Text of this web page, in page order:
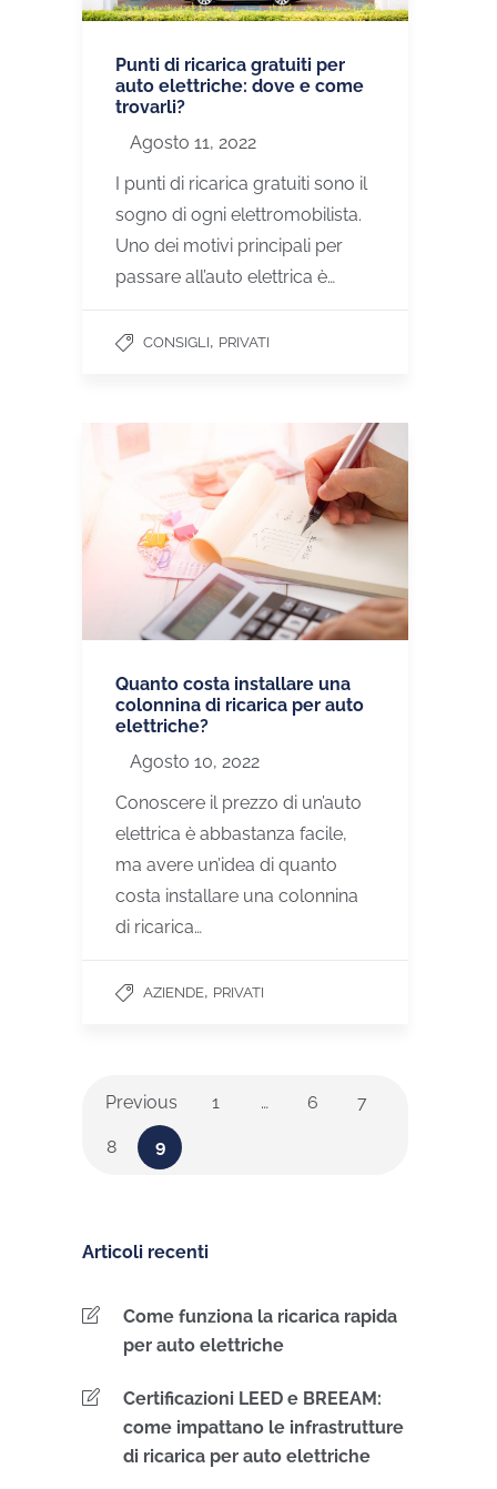
Punti di ricarica gratuiti per
auto elettriche: dove e come
trovarli?
Agosto 11, 2022
I punti di ricarica gratuiti sono il
sogno di ogni elettromobilista.
Uno dei motivi principali per
passare all’auto elettrica è…
CONSIGLI, PRIVATI
Quanto costa installare una
colonnina di ricarica per auto
elettriche?
Agosto 10, 2022
Conoscere il prezzo di un’auto
elettrica è abbastanza facile,
ma avere un’idea di quanto
costa installare una colonnina
di ricarica…
AZIENDE, PRIVATI
Previous 1 … 6 7
8 9
Articoli recenti
Come funziona la ricarica rapida
per auto elettriche
Certificazioni LEED e BREEAM:
come impattano le infrastrutture
di ricarica per auto elettriche